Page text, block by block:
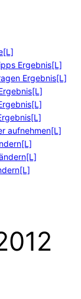
Ergebnis[L]
Ergebnis[L]
aufnehmen[L]